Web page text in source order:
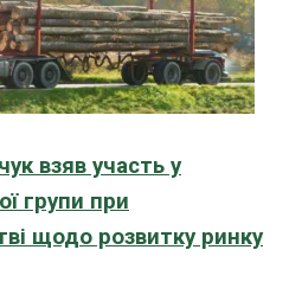
взяв участь у
групи при
щодо розвитку ринку